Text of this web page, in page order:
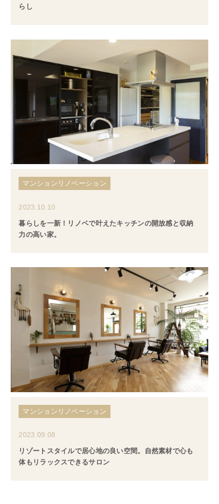
らし
マンションリノベーション
2023.10.10
暮らしを一新！リノベで叶えたキッチンの開放感と収納
力の高い家。
マンションリノベーション
2023.09.08
リゾートスタイルで居心地の良い空間。自然素材で心も
体もリラックスできるサロン